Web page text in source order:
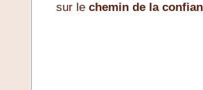
sur lechemin de la